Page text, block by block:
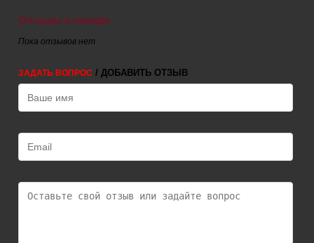
Отзывы о товаре
Пока отзывов нет
ЗАДАТЬ ВОПРОС / ДОБАВИТЬ ОТЗЫВ